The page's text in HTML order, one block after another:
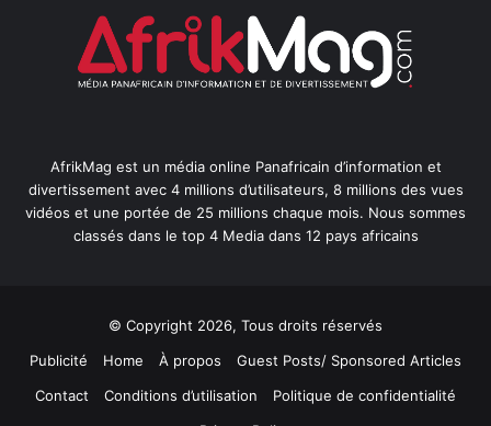
AfrikMag est un média online Panafricain d’information et
divertissement avec 4 millions d’utilisateurs, 8 millions des vues
vidéos et une portée de 25 millions chaque mois. Nous sommes
classés dans le top 4 Media dans 12 pays africains
© Copyright 2026, Tous droits réservés
Publicité
Home À propos
Guest Posts/ Sponsored Articles
Contact
Conditions d’utilisation
Politique de confidentialité